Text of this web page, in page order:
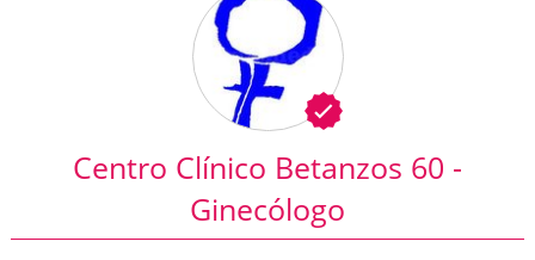
Centro Clínico Betanzos 60 -
Ginecólogo